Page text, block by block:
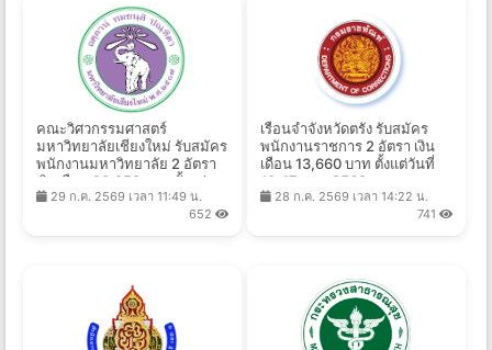
คณะวิศวกรรมศาสตร์
มหาวิทยาลัยเชียงใหม่ รับสมัคร
พนักงานมหาวิทยาลัย 2 อัตรา
เงินเดือน 20,250 บาท ตั้งแต่
บัดนี้ - 14 ส.ค. 2569
29 ก.ค. 2569 เวลา 11:49 น.
652
เรือนจำจังหวัดตรัง รับสมัคร
พนักงานราชการ 2 อัตรา เงิน
เดือน 13,660 บาท ตั้งแต่วันที่
10-17 ส.ค. 2569
28 ก.ค. 2569 เวลา 14:22 น.
741